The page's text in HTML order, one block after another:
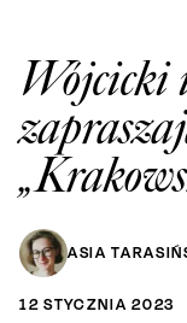
Wójcicki
ASIA
12 STYCZNIA 2023